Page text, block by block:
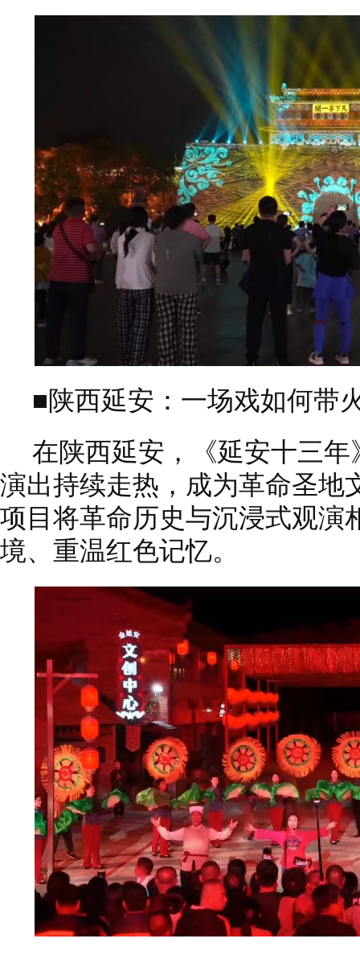
■陕西延安：一场戏如何带
在陕西延安，《延安十三
演出持续走热，成为革命圣地
项目将革命历史与沉浸式观演
境、重温红色记忆。